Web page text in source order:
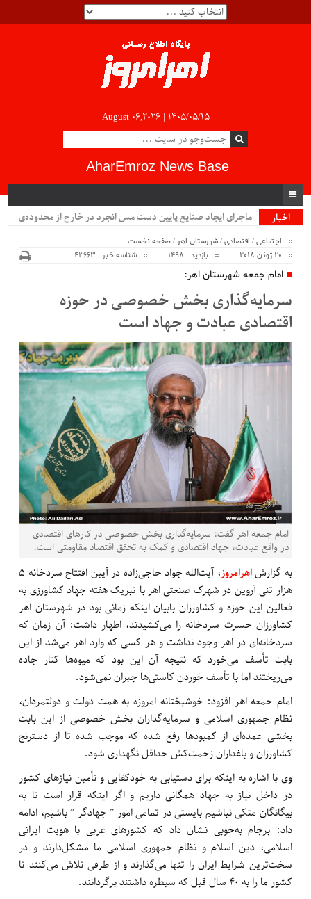
August 06,2026 | ۱۴۰۵/۰۵/۱۵
AharEmroz News Base
اخبار
ماجرای ایجاد صنایع پایین دست مس انجرد در خارج از محدوده‌ی
اجتماعی/ اقتصادی/شهرستان اهر /صفحه نخست
بازدید : 1498 شناسه خبر : 43663
امام جمعه شهرستان اهر:
سرمایه‌گذاری بخش خصوصی در حوزه
اقتصادی عبادت و جهاد است
امام جمعه اهر گفت: سرمایه‌گذاری بخش خصوصی در کارهای اقتصادی
در واقع عبادت، جهاد اقتصادی و کمک به تحقق اقتصاد مقاومتی است.
به گزارشاهرامروز
، آیت‌الله جواد حاجی‌زاده در آیین افتتاح سردخانه 5
هزار تنی آروین در شهرک صنعتی اهر با تبریک هفته جهاد کشاورزی به
فعالین این حوزه و کشاورزان بابیان اینکه زمانی بود در شهرستان اهر
کشاورزان حسرت سردخانه را می‌کشیدند، اظهار داشت: آن زمان که
سردخانه‌ای در اهر وجود نداشت و هر کسی که وارد اهر می‌شد از این
بابت تأسف می‌خورد که نتیجه آن این بود که میوه‌ها کنار جاده
می‌ریختند اما با تأسف خوردن کاستی‌ها جبران نمی‌شود.
امام جمعه اهر افزود: خوشبختانه امروزه به همت دولت و دولتمردان،
نظام جمهوری اسلامی و سرمایه‌گذاران بخش خصوصی از این بابت
بخشی عمده‌ای از کمبودها رفع شده که موجب شده تا از دسترنج
کشاورزان و باغداران زحمت‌کش حداقل نگهداری شود.
وی با اشاره به اینکه برای دستیابی به خودکفایی و تأمین نیازهای کشور
در داخل نیاز به جهاد همگانی داریم و اگر اینکه قرار است تا به
بیگانگان متکی نباشیم بایستی در تمامی امور ” جهادگر ” باشیم، ادامه
داد: برجام به‌خوبی نشان داد که کشورهای غربی با هویت ایرانی
اسلامی، دین اسلام و نظام جمهوری اسلامی ما مشکل‌دارند و در
سخت‌ترین شرایط ایران را تنها می‌گذارند و از طرفی تلاش می‌کنند تا
کشور ما را به 40 سال قبل که سیطره داشتند برگردانند.